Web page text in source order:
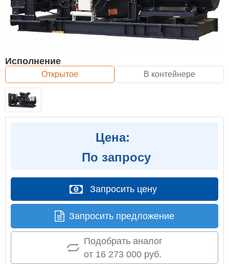
Исполнение
Открытое В контейнере
Цена:
По запросу
Запросить цену
Запросить предложение
Подобрать аналог
от 16 273 000 руб.